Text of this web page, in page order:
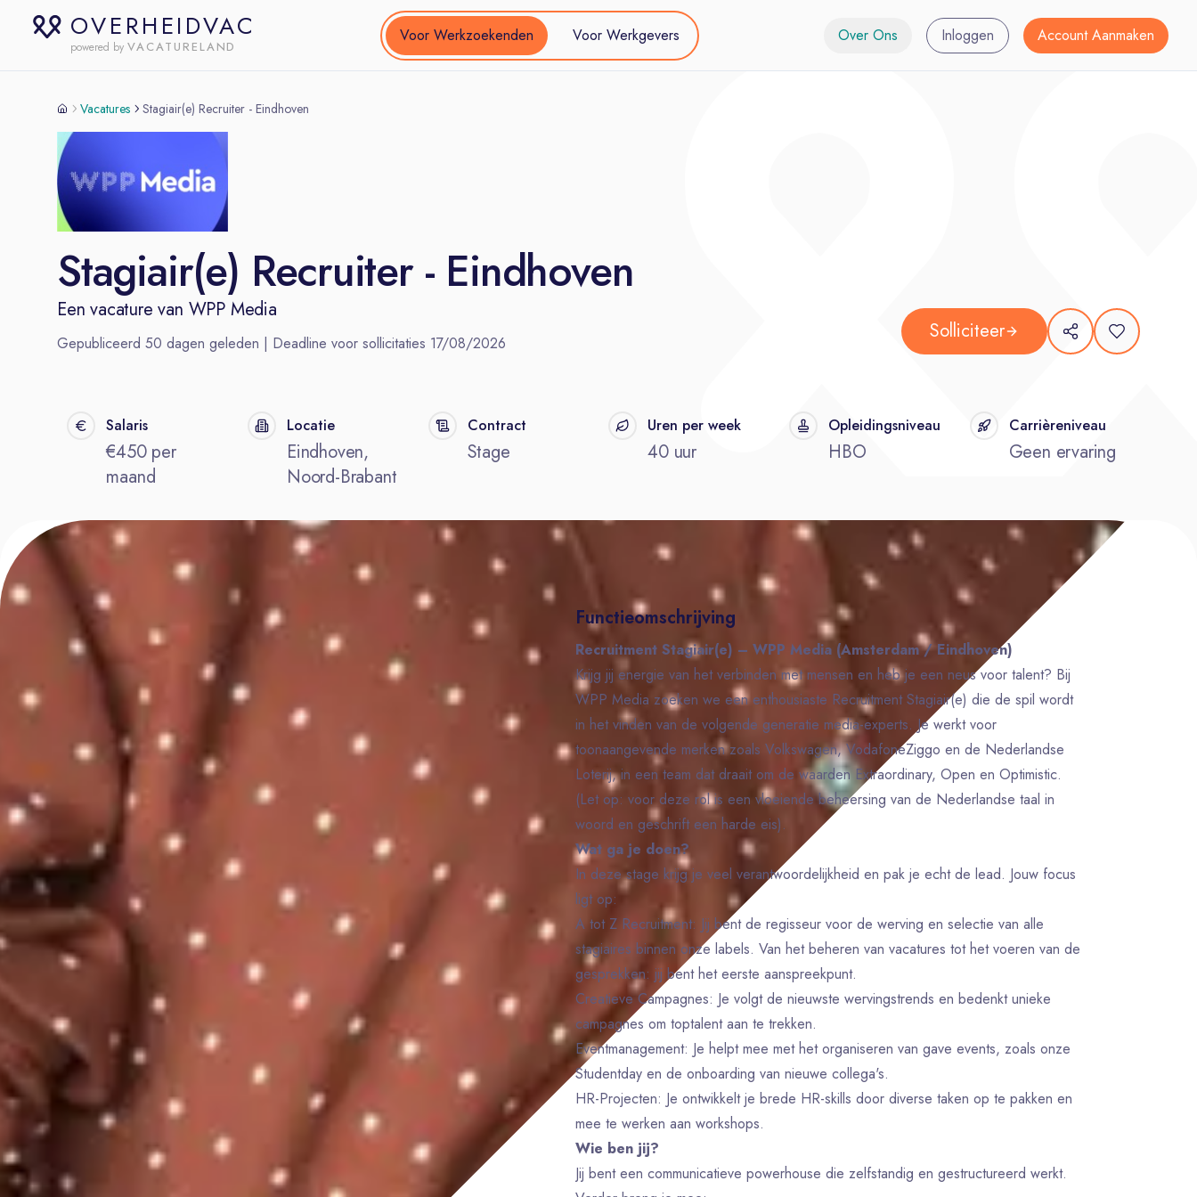
OVERHEIDVAC
powered by VACATURELAND
Voor Werkzoekenden Voor Werkgevers Over Ons Inloggen Account Aanmaken
Vacatures Stagiair(e) Recruiter - Eindhoven
Stagiair(e) Recruiter - Eindhoven
Een vacature van WPP Media
Gepubliceerd 50 dagen geleden | Deadline voor sollicitaties 17/08/2026 Solliciteer
Salaris
€450 per
maand
Locatie
Eindhoven,
Noord-Brabant
Contract
Stage
Uren per week
40 uur
Opleidingsniveau
HBO
Carrièreniveau
Geen ervaring
Functieomschrijving
Recruitment Stagiair(e) – WPP Media (Amsterdam / Eindhoven)
Krijg jij energie van het verbinden met mensen en heb je een neus voor talent? Bij
WPP Media zoeken we een enthousiaste Recruitment Stagiair(e) die de spil wordt
in het vinden van de volgende generatie media-experts. Je werkt voor
toonaangevende merken zoals Volkswagen, VodafoneZiggo en de Nederlandse
Loterij, in een team dat draait om de waarden Extraordinary, Open en Optimistic.
(Let op: voor deze rol is een vloeiende beheersing van de Nederlandse taal in
woord en geschrift een harde eis).
Wat ga je doen?
In deze stage krijg je veel verantwoordelijkheid en pak je echt de lead. Jouw focus
ligt op:
A tot Z Recruitment: Jij bent de regisseur voor de werving en selectie van alle
stagiaires binnen onze labels. Van het beheren van vacatures tot het voeren van de
gesprekken: jij bent het eerste aanspreekpunt.
Creatieve Campagnes: Je volgt de nieuwste wervingstrends en bedenkt unieke
campagnes om toptalent aan te trekken.
Eventmanagement: Je helpt mee met het organiseren van gave events, zoals onze
Studentday en de onboarding van nieuwe collega's.
HR-Projecten: Je ontwikkelt je brede HR-skills door diverse taken op te pakken en
mee te werken aan workshops.
Wie ben jij?
Jij bent een communicatieve powerhouse die zelfstandig en gestructureerd werkt.